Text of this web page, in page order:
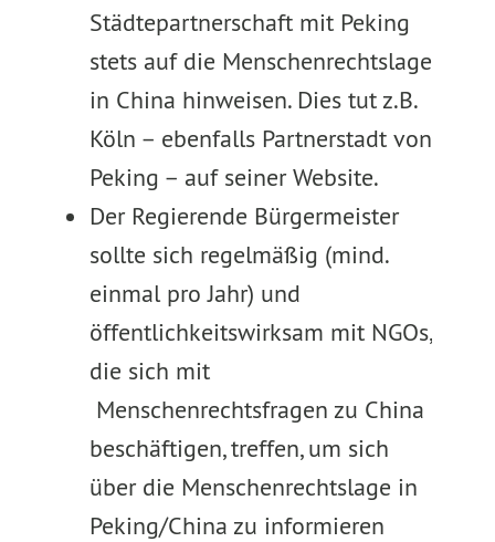
Städtepartnerschaft mit Peking
stets auf die Menschenrechtslage
in China hinweisen. Dies tut z.B.
Köln – ebenfalls Partnerstadt von
Peking – auf seiner Website.
Der Regierende Bürgermeister
sollte sich regelmäßig (mind.
einmal pro Jahr) und
öffentlichkeitswirksam mit NGOs,
die sich mit
Menschenrechtsfragen zu China
beschäftigen, treffen, um sich
über die Menschenrechtslage in
Peking/China zu informieren